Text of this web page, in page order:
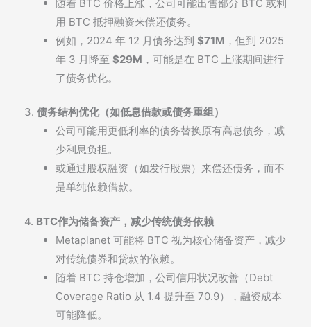
随着 BTC 价格上涨，公司可能出售部分 BTC 或利
用 BTC 抵押融资来偿还债务。
例如，2024 年 12 月债务达到 $71M ，但到 2025
年 3 月降至 $29M ，可能是在 BTC 上涨期间进行
了债务优化。
3. 债务结构优化（如低息借款或债务重组）
公司可能用更低利率的债务替换原有高息债务，减
少利息负担。
或通过股权融资（如发行股票）来偿还债务，而不
是单纯依赖借款。
4. BTC作为储备资产，减少传统债务依赖
Metaplanet 可能将 BTC 视为核心储备资产，减少
对传统债券和贷款的依赖。
随着 BTC 持仓增加，公司信用状况改善（Debt
Coverage Ratio 从 1.4 提升至 70.9），融资成本
可能降低。